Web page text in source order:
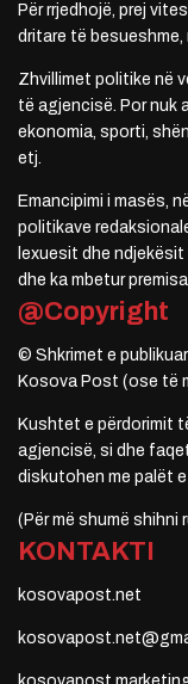
Për rrjedhojë, prej
dritare të
Zhvillimet politike në
të agjencisë. Por nuk
ekonomia, sporti,
etj.
Emancipimi i masës,
politikave
lexuesit dhe
dhe ka mbetur
@Copyright
© Shkrimet e
Kosova Post (ose të
Kushtet e përdorimit
agjencisë, si dhe
diskutohen me palët
(Për më shumë shihni
KONTAKTI
kosovapost.net